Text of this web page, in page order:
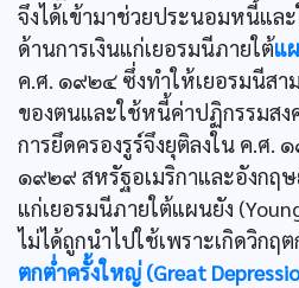
จึงได้เข้ามาช่วยประนอมหนี้แล
ด้านการเงินแก่เยอรมนีภายใต้แ
ค.ศ. ๑๙๒๔ ซึ่งทำให้เยอรมนีสา
ของตนและใช้หนี้ค่าปฏิกรรมสง
การยึดครองรูร์จึงยุติลงใน ค.ศ.
๑๙๒๙ สหรัฐอเมริกาและอังกฤ
แก่เยอรมนีภายใต้แผนยัง
ไม่ได้ถูกนำไปใช้เพราะเกิดวิกฤ
ตกต่ำครั้งใหญ่ (Great